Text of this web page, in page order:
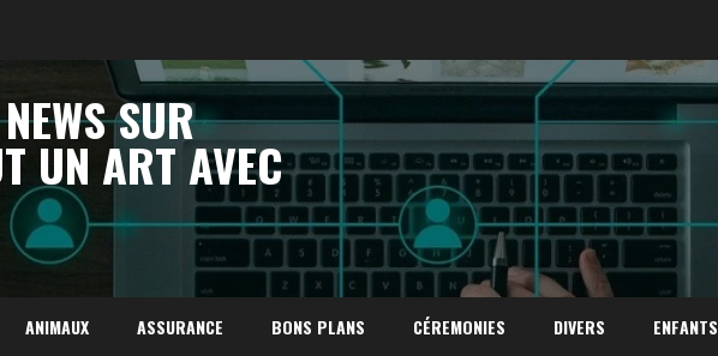
SUR
UN ART AVEC
ANIMAUX ASSURANCE BONS PLANS CÉREMONIES DIVERS ENFANTS